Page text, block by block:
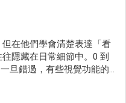
在他們學會清楚表達「看
隱藏在日常細節中。0 到
旦錯過，有些視覺功能的
前準備建議，讓第一次眼
護健康的第一步。